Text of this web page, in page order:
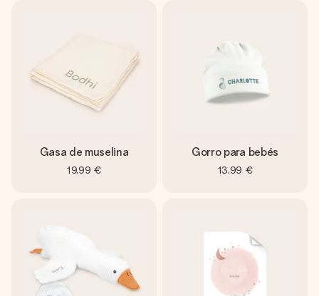
Gasa de muselina
19,99 €
Gorro para bebés
13,99 €